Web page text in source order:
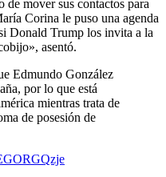
de mover sus contactos para
Corina le puso una agenda
Donald Trump los invita a la
asentó.
Edmundo González
por lo que está
mientras trata de
de posesión de